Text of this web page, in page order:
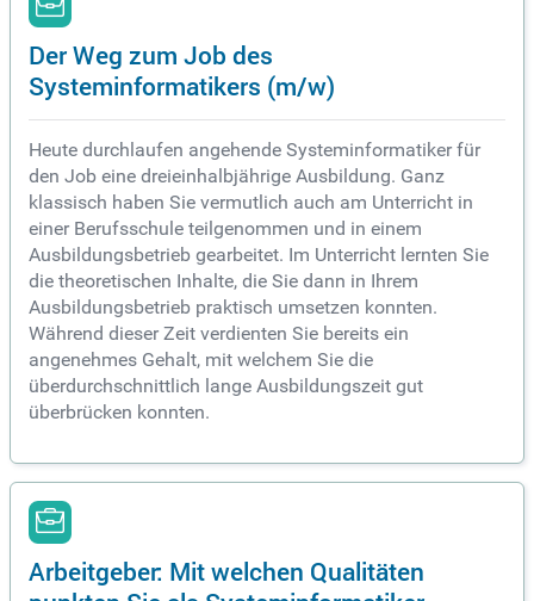
Der Weg zum Job des
Systeminformatikers (m/w)
Heute durchlaufen angehende Systeminformatiker für
den Job eine dreieinhalbjährige Ausbildung. Ganz
klassisch haben Sie vermutlich auch am Unterricht in
einer Berufsschule teilgenommen und in einem
Ausbildungsbetrieb gearbeitet. Im Unterricht lernten Sie
die theoretischen Inhalte, die Sie dann in Ihrem
Ausbildungsbetrieb praktisch umsetzen konnten.
Während dieser Zeit verdienten Sie bereits ein
angenehmes Gehalt, mit welchem Sie die
überdurchschnittlich lange Ausbildungszeit gut
überbrücken konnten.
Arbeitgeber: Mit welchen Qualitäten